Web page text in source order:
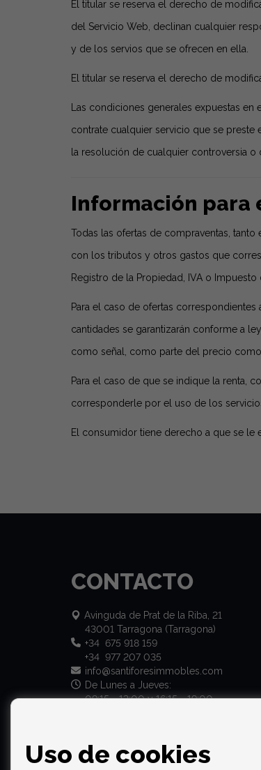
El titular se reserva el derecho de
del Servicio Web, declinan cualquier
y de los servios que se ofrecen en ella.
El titular se reserva el derecho de
Las condiciones generales expuestas
contrate cualquier servicio que se preste
la resolución de cualquier controversia o
Información para
Todas las ofertas de compraventas,
con los tributos y otros gastos que
Registro de la Propiedad, IVA o
Para el caso de ofertas
cantidades se garantizarán conforme a
como señal, como parte del precio
Para el caso de que se indique la renta,
corresponderle por el uso de los
El consumidor tiene derecho a que se le
CONTACTO
Avinguda de Prat de la Riba, 21
43001 Tarragona (Tarragona)
+34 675 918 159
+34 977 207 035
info@santiforesimmobles.com
De Lunes a Jueves:
09:15 - 13:00 y 16:15 - 19:00
Uso de cookies